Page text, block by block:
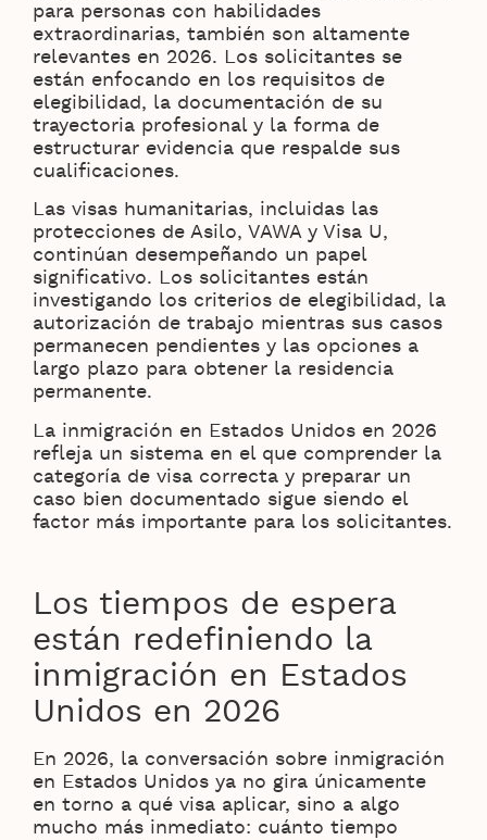
para personas con habilidades
extraordinarias, también son altamente
relevantes en 2026. Los solicitantes se
están enfocando en los requisitos de
elegibilidad, la documentación de su
trayectoria profesional y la forma de
estructurar evidencia que respalde sus
cualificaciones.
Las visas humanitarias, incluidas las
protecciones de Asilo, VAWA y Visa U,
continúan desempeñando un papel
significativo. Los solicitantes están
investigando los criterios de elegibilidad, la
autorización de trabajo mientras sus casos
permanecen pendientes y las opciones a
largo plazo para obtener la residencia
permanente.
La inmigración en Estados Unidos en 2026
refleja un sistema en el que comprender la
categoría de visa correcta y preparar un
caso bien documentado sigue siendo el
factor más importante para los solicitantes.
Los tiempos de espera
están redefiniendo la
inmigración en Estados
Unidos en 2026
En 2026, la conversación sobre inmigración
en Estados Unidos ya no gira únicamente
en torno a qué visa aplicar, sino a algo
mucho más inmediato: cuánto tiempo